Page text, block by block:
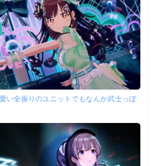
い全振りのユニットでもなんか武士っぽ